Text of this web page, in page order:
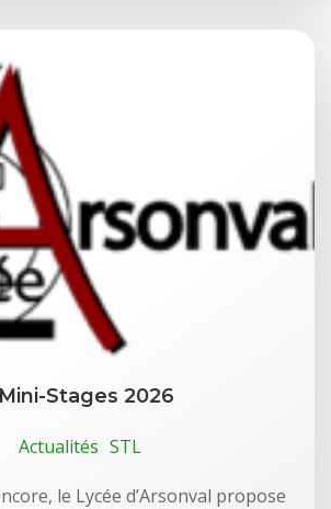
Mini-Stages 2026
Actualités STL
le Lycée d’Arsonval propose